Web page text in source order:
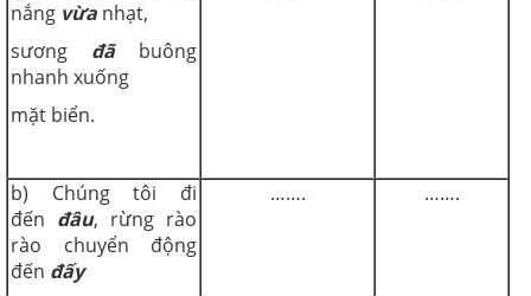
nắng vừa nhạt,
sương đãbuông
nhanh xuống
mặt biển.
b) Chúng tôi đi
đến đâu, rừng rào
rào chuyển động
đến đấy
……. …….